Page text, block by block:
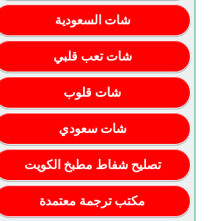
شات السعودية
شات تعب قلبي
شات قلوب
شات سعودي
تصليح شفاط مطبخ الكويت
مكتب ترجمة معتمدة